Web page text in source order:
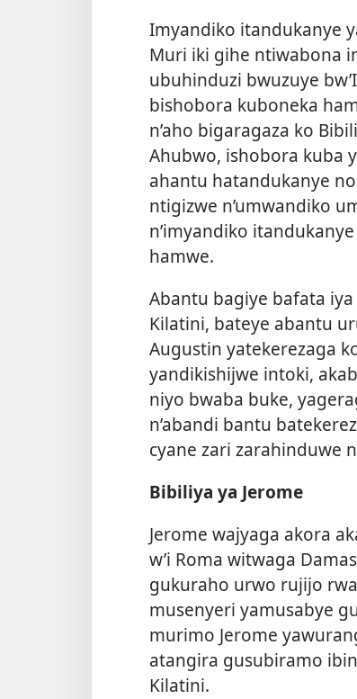
Imyandiko itandukanye
Muri iki gihe ntiwabona
ubuhinduzi bwuzuye
bishobora kuboneka
n’aho bigaragaza ko
Ahubwo, ishobora kuba
ahantu hatandukanye
ntigizwe n’umwandiko
n’imyandiko
hamwe.
Abantu bagiye bafata
Kilatini, bateye abantu
Augustin yatekerezaga
yandikishijwe intoki,
niyo bwaba buke,
n’abandi bantu
cyane zari zarahinduwe
Bibiliya ya Jerome
Jerome wajyaga akora
w’i Roma witwaga
gukuraho urwo rujijo
musenyeri yamusabye
murimo Jerome
atangira gusubiramo
Kilatini.